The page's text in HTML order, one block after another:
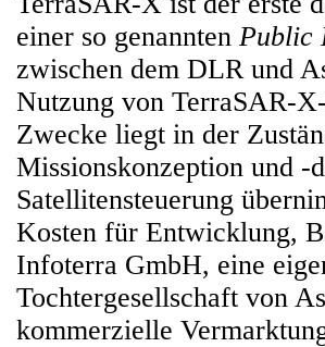
einer so genannten Public
zwischen dem DLR und
Nutzung von TerraSAR-
Zwecke liegt in der
Missionskonzeption und -
Satellitensteuerung
Kosten für Entwicklung,
Infoterra GmbH, eine
Tochtergesellschaft von
kommerzielle